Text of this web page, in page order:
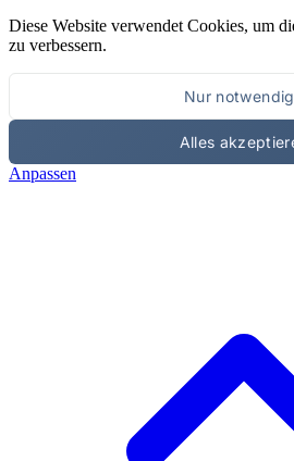
Diese Website verwendet Cookies, um
zu verbessern.
Nur
Alles
Anpassen